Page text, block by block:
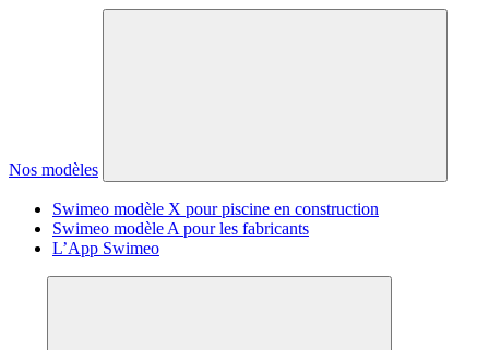
Nos modèles
Swimeo modèle X pour piscine en construction
Swimeo modèle A pour les fabricants
L’App Swimeo